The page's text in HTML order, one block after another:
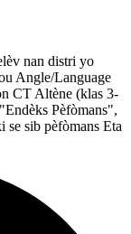
nan distri yo
Angle/Language
CT Altène (klas 3-
Pèfòmans",
sib pèfòmans Eta